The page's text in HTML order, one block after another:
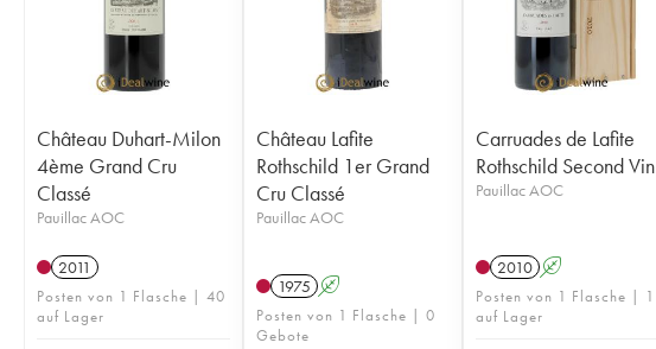
Château Duhart-Milon
4ème Grand Cru
Classé
Pauillac AOC
2011
Posten von 1 Flasche | 40
auf Lager
Château Lafite
Rothschild 1er Grand
Cru Classé
Pauillac AOC
1975 A
Posten von 1 Flasche | 0
Gebote
Carruades de Lafite
Rothschild Second Vin
Pauillac AOC
2010 A
Posten von 1 Flasche | 1
auf Lager